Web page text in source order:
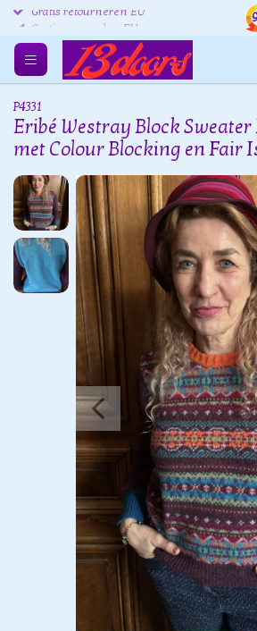
Gratis retourneren EU
P4331
Eribé Westray Block
met Colour Blocking en Fair